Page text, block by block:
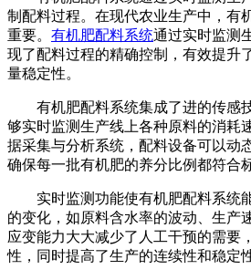
制配料过程。在现代农业生产中，有
重要。 有机肥配料系统通过实时监测
现了配料过程的精确控制，有效提升
量稳定性。
有机肥配料系统集成了进的传感
够实时监测生产线上各种原料的消耗
据采集与分析系统，配料设备可以动
确保每一批有机肥的养分比例都符合
实时监测功能使有机肥配料系统
的变化，如原料含水率的波动、生产
应变能力大大减少了人工干预的需要
性，同时提高了生产的连续性和稳定性